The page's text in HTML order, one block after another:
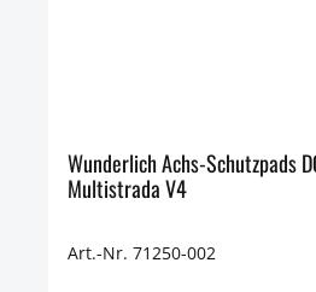
Wunderlich Achs-Schutzpads
Multistrada V4
Art.-Nr. 71250-002